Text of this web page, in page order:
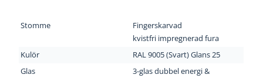
Stomme
Fingerskarvad
kvistfri impregnerad fura
Kulör
RAL 9005 (Svart) Glans 25
Glas
3-glas dubbel energi &